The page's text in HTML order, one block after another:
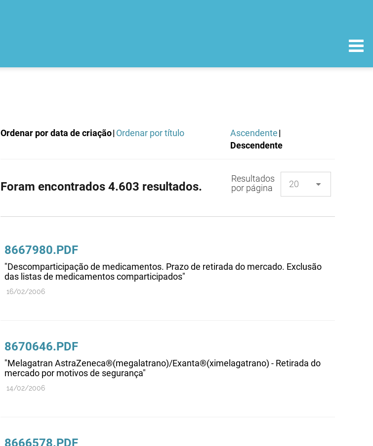
Ordenar por data de criação| Ordenar por título Ascendente|
Descendente
Foram encontrados 4.603 resultados.
Resultados
por página
8667980.PDF
"Descomparticipação de medicamentos. Prazo de retirada do mercado. Exclusão
das listas de medicamentos comparticipados"
16/02/2006
8670646.PDF
"Melagatran AstraZeneca®(megalatrano)/Exanta®(ximelagatrano) - Retirada do
mercado por motivos de segurança"
14/02/2006
8666578.PDF